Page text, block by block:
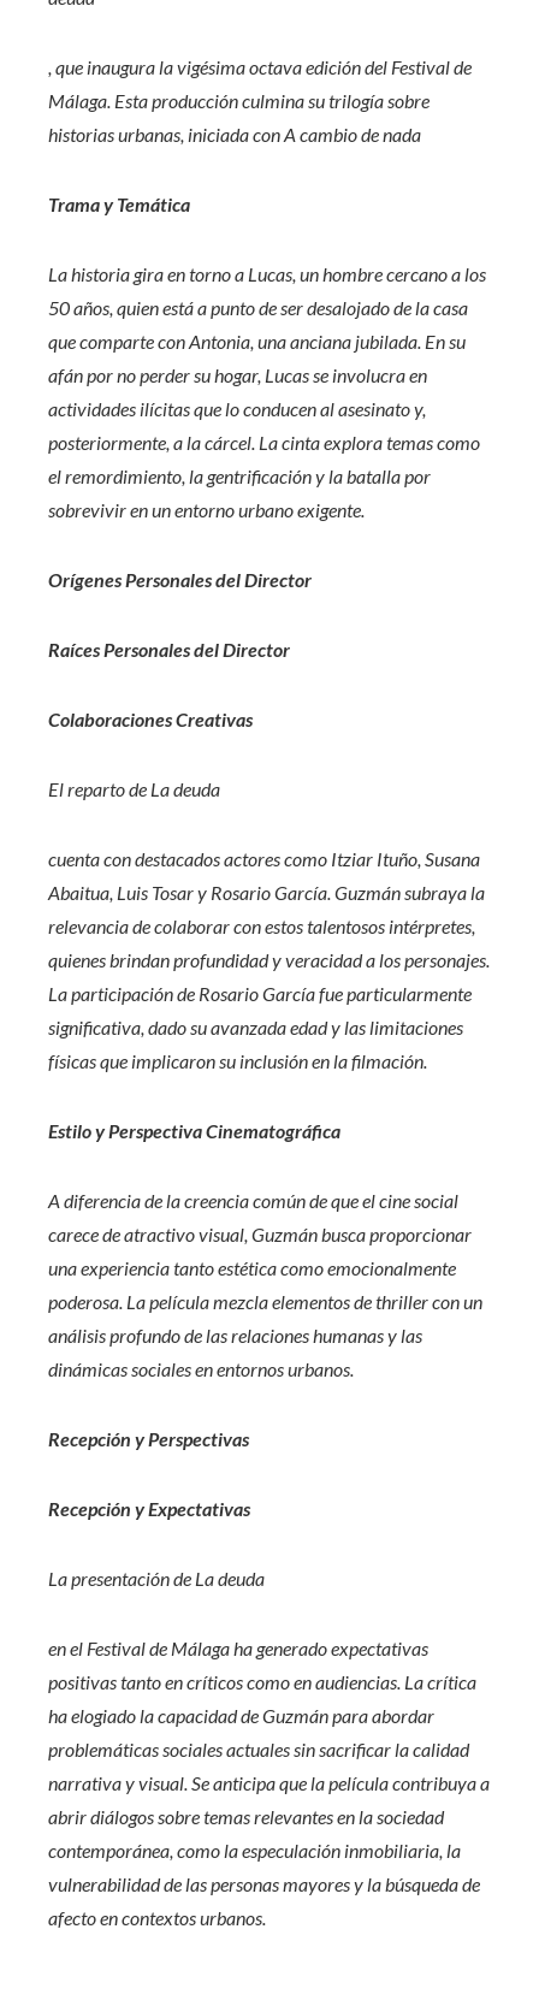
, que inaugura la vigésima octava edición del Festival de
Málaga. Esta producción culmina su trilogía sobre
historias urbanas, iniciada conA cambio de nada
Trama y Temática
La historia gira en torno a Lucas, un hombre cercano a los
50 años, quien está a punto de ser desalojado de la casa
que comparte con Antonia, una anciana jubilada. En su
afán por no perder su hogar, Lucas se involucra en
actividades ilícitas que lo conducen al asesinato y,
posteriormente, a la cárcel. La cinta explora temas como
el remordimiento, la gentrificación y la batalla por
sobrevivir en un entorno urbano exigente.
Orígenes Personales del Director
Raíces Personales del Director
Colaboraciones Creativas
El reparto de La deuda
cuenta con destacados actores como Itziar Ituño, Susana
Abaitua, Luis Tosar y Rosario García. Guzmán subraya la
relevancia de colaborar con estos talentosos intérpretes,
quienes brindan profundidad y veracidad a los personajes.
La participación de Rosario García fue particularmente
significativa, dado su avanzada edad y las limitaciones
físicas que implicaron su inclusión en la filmación.
Estilo y Perspectiva Cinematográfica
A diferencia de la creencia común de que el cine social
carece de atractivo visual, Guzmán busca proporcionar
una experiencia tanto estética como emocionalmente
poderosa. La película mezcla elementos de thriller con un
análisis profundo de las relaciones humanas y las
dinámicas sociales en entornos urbanos.
Recepción y Perspectivas
Recepción y Expectativas
La presentación de La deuda
en el Festival de Málaga ha generado expectativas
positivas tanto en críticos como en audiencias. La crítica
ha elogiado la capacidad de Guzmán para abordar
problemáticas sociales actuales sin sacrificar la calidad
narrativa y visual. Se anticipa que la película contribuya a
abrir diálogos sobre temas relevantes en la sociedad
contemporánea, como la especulación inmobiliaria, la
vulnerabilidad de las personas mayores y la búsqueda de
afecto en contextos urbanos.